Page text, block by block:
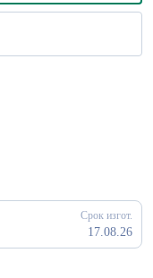
Срок изгот.
17.08.26